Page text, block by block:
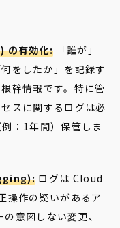
の有効化: 「誰が」
をしたか」を記録す
幹情報です。特に管
スに関するログは必
：1年間）保管しま
ログは Cloud
作の疑いがあるア
意図しない変更、